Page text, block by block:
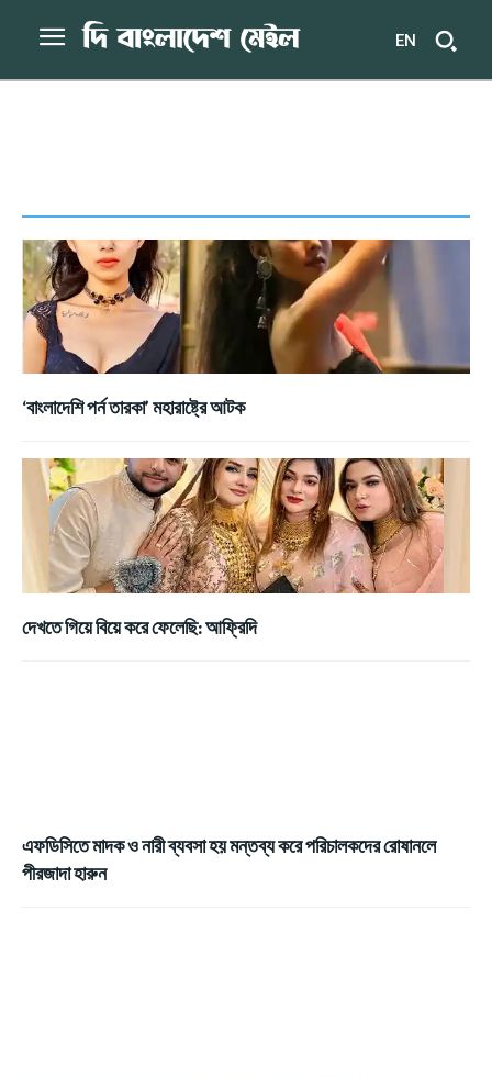
EN
‘বাংলাদেশি পর্ন তারকা’ মহারাষ্ট্রে আটক
দেখতে গিয়ে বিয়ে করে ফেলেছি: আফ্রিদি
এফডিসিতে মাদক ও নারী ব্যবসা হয় মন্তব্য করে পরিচালকদের রোষানলে
পীরজাদা হারুন